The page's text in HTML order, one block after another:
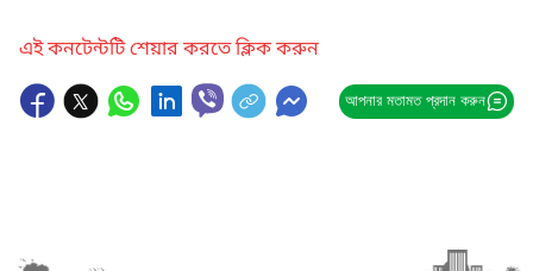
এই কনটেন্টটি শেয়ার করতে ক্লিক করুন
আপনার মতামত প্রদান করুন